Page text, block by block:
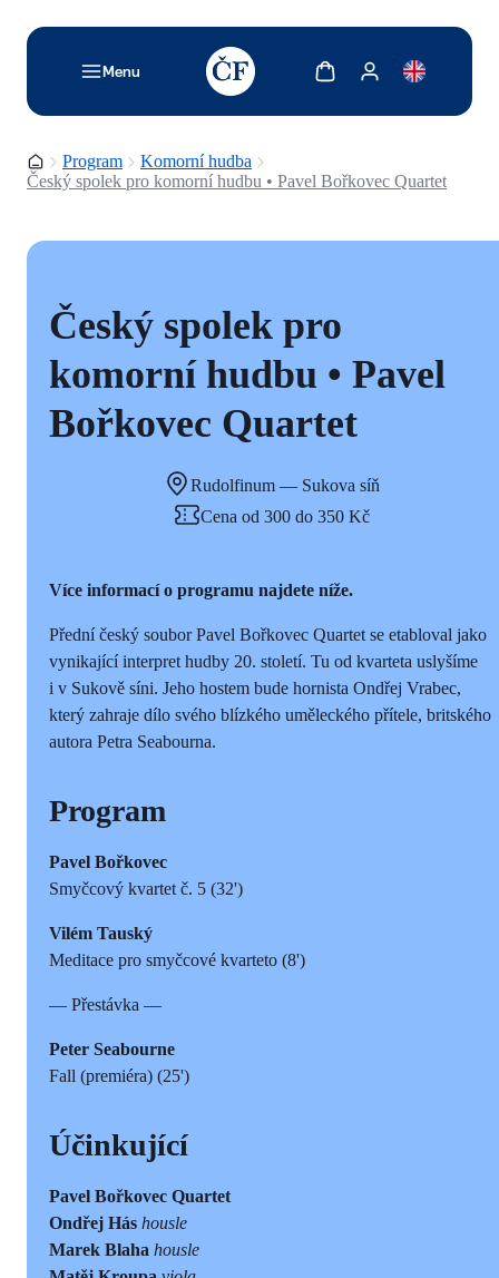
Menu
TODO: Add description for reader
Zobrazit košíkZobrazit můj účet
Domovská stránka
Program
Komorní hudba
Český spolek pro komorní hudbu • Pavel Bořkovec Quartet
Český spolek pro
komorní hudbu • Pavel
Bořkovec Quartet
Rudolfinum — Sukova síň
Cena od 300 do 350 Kč
Více informací o programu najdete níže.
Přední český soubor Pavel Bořkovec Quartet se etabloval jako
vynikající interpret hudby 20. století. Tu od kvarteta uslyšíme
i v Sukově síni. Jeho hostem bude hornista Ondřej Vrabec,
který zahraje dílo svého blízkého uměleckého přítele, britského
autora Petra Seabourna.
Program
Pavel Bořkovec
Smyčcový kvartet č. 5 (32')
Vilém Tauský
Meditace pro smyčcové kvarteto (8')
— Přestávka —
Peter Seabourne
Fall (premiéra) (25')
Účinkující
Pavel Bořkovec Quartet
Ondřej Hás housle
Marek Blaha housle